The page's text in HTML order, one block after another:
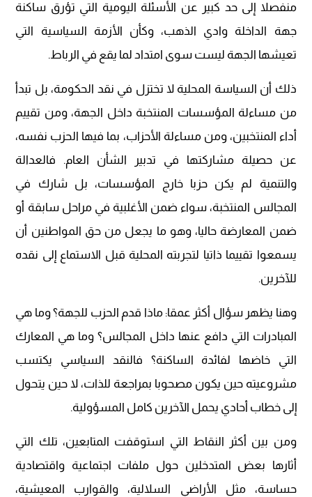
منفصلا إلى حد كبير عن الأسئلة اليومية التي تؤرق ساكنة
جهة الداخلة وادي الذهب، وكأن الأزمة السياسية التي
تعيشها الجهة ليست سوى امتداد لما يقع في الرباط.
ذلك أن السياسة المحلية لا تختزل في نقد الحكومة، بل تبدأ
من مساءلة المؤسسات المنتخبة داخل الجهة، ومن تقييم
أداء المنتخبين، ومن مساءلة الأحزاب، بما فيها الحزب نفسه،
عن حصيلة مشاركتها في تدبير الشأن العام. فالعدالة
والتنمية لم يكن حزبا خارج المؤسسات، بل شارك في
المجالس المنتخبة، سواء ضمن الأغلبية في مراحل سابقة أو
ضمن المعارضة حاليا، وهو ما يجعل من حق المواطنين أن
يسمعوا تقييما ذاتيا لتجربته المحلية قبل الاستماع إلى نقده
للآخرين.
وهنا يظهر سؤال أكثر عمقا: ماذا قدم الحزب للجهة؟ وما هي
المبادرات التي دافع عنها داخل المجالس؟ وما هي المعارك
التي خاضها لفائدة الساكنة؟ فالنقد السياسي يكتسب
مشروعيته حين يكون مصحوبا بمراجعة للذات، لا حين يتحول
إلى خطاب أحادي يحمل الآخرين كامل المسؤولية.
ومن بين أكثر النقاط التي استوقفت المتابعين، تلك التي
أثارها بعض المتدخلين حول ملفات اجتماعية واقتصادية
حساسة، مثل الأراضي السلالية، والقوارب المعيشية،